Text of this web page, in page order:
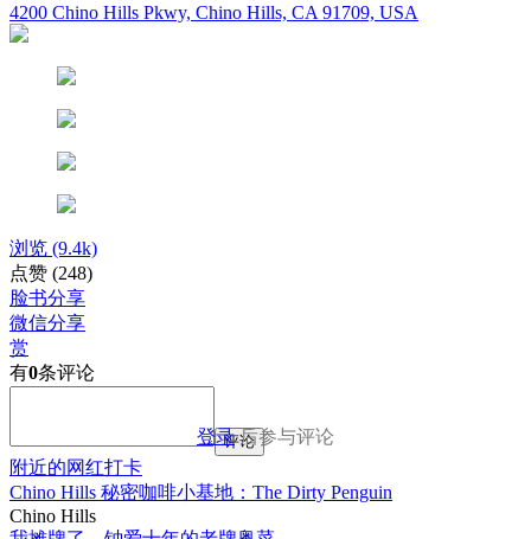
4200 Chino Hills Pkwy, Chino Hills, CA 91709, USA
浏览 (9.4k)
点赞 (248)
脸书分享
微信分享
赏
有0条评论
登录后参与评论
评论
附近的网红打卡
Chino Hills 秘密咖啡小基地：The Dirty Penguin
Chino Hills